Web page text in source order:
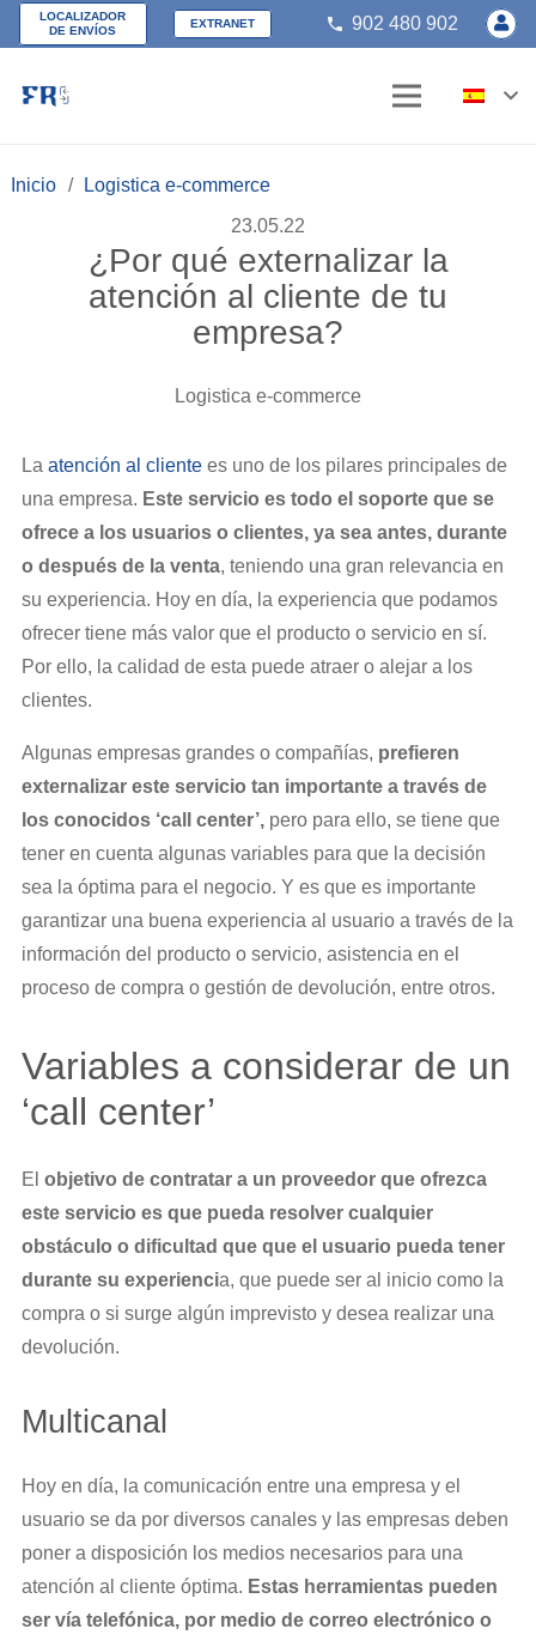
LOCALIZADOR
DE ENVÍOS
EXTRANET phone 902 480 902
Inicio /
Logistica e-commerce
23.05.22
¿Por qué externalizar la
atención al cliente de tu
empresa?
Logistica e-commerce
La atención al clientees uno de los pilares principales de
una empresa. Este servicio es todo el soporte que se
ofrece a los usuarios o clientes, ya sea antes, durante
o después de la venta, teniendo una gran relevancia en
su experiencia. Hoy en día, la experiencia que podamos
ofrecer tiene más valor que el producto o servicio en sí.
Por ello, la calidad de esta puede atraer o alejar a los
clientes.
Algunas empresas grandes o compañías, prefieren
externalizar este servicio tan importante a través de
los conocidos ‘call center’,pero para ello, se tiene que
tener en cuenta algunas variables para que la decisión
sea la óptima para el negocio. Y es que es importante
garantizar una buena experiencia al usuario a través de la
información del producto o servicio, asistencia en el
proceso de compra o gestión de devolución, entre otros.
Variables a considerar de un
‘call center’
El objetivo de contratar a un proveedor que ofrezca
este servicio es que pueda resolver cualquier
obstáculo o dificultad que que el usuario pueda tener
durante su experiencia, que puede ser al inicio como la
compra o si surge algún imprevisto y desea realizar una
devolución.
Multicanal
Hoy en día, la comunicación entre una empresa y el
usuario se da por diversos canales y las empresas deben
poner a disposición los medios necesarios para una
atención al cliente óptima. Estas herramientas pueden
ser vía telefónica, por medio de correo electrónico o